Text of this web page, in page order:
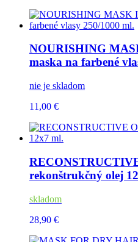
NOURISHING
maska na farbené
nie je skladom
11,00 €
rekonštrukčný olej
skladom
28,90 €